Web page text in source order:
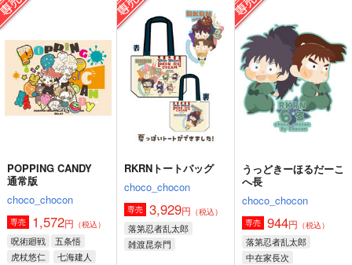
雑伊ブランケット小
choco_chocon
3,929円（税込）
雑渡昆奈門×善法寺伊作
サンプル
雑伊ブランケット大
choco_chocon
4,715円（税込）
雑渡昆奈門×善法寺伊作
サンプル
作品詳細
うっどきーほるだーこ
へ長
choco_chocon
944円（税込）
中在家長次
サンプル
POPPING CANDY
通常版
choco_chocon
専売 1,572円 （税込）
呪術廻戦
五条悟
虎杖悠仁
七海建人
RKRNトートバッグ
choco_chocon
専売 3,929円 （税込）
落第忍者乱太郎
雑渡昆奈門
うっどきーほるだーこ
へ長
choco_chocon
専売 944円 （税込）
落第忍者乱太郎
中在家長次